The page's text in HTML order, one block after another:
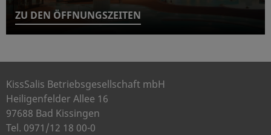
ZU DEN ÖFFNUNGSZEITEN
KissSalis Betriebsgesellschaft mbH
Heiligenfelder Allee 16
97688 Bad Kissingen
Tel. 0971/12 18 00-0